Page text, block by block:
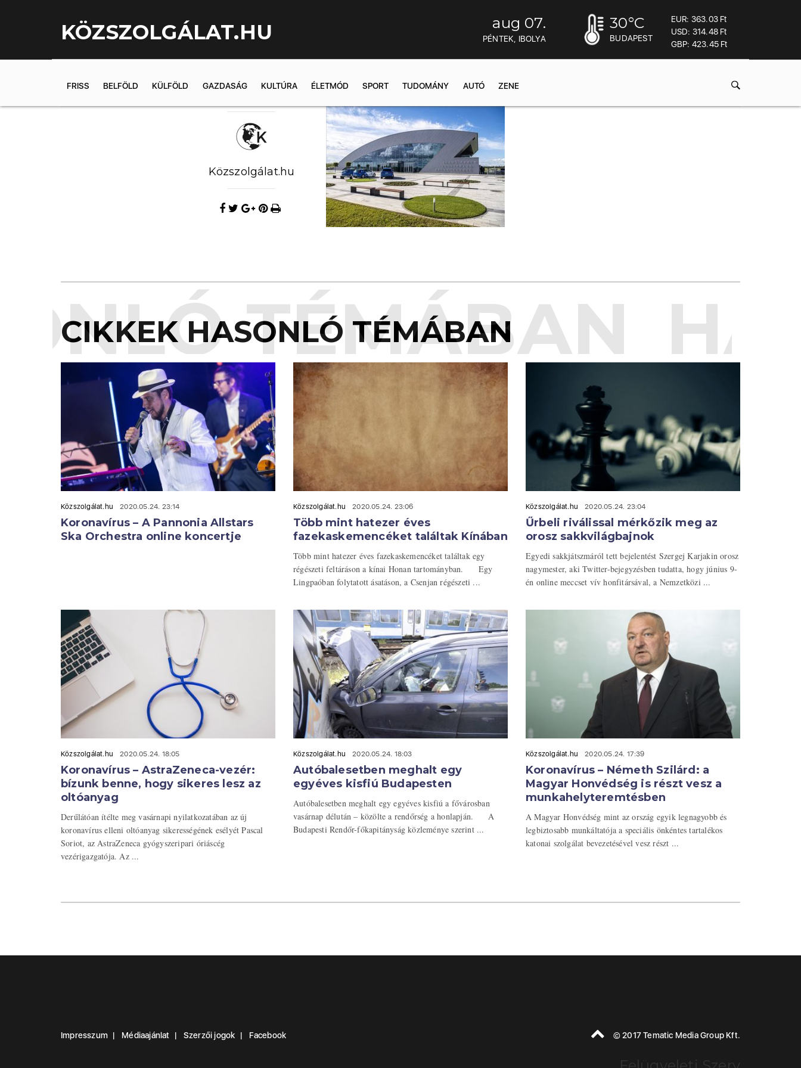
KÖZSZOLGÁLAT.HU aug 07.
PÉNTEK, IBOLYA
30°C
BUDAPEST
EUR: 363.03 Ft
USD: 314.48 Ft
GBP: 423.45 Ft
FRISS BELFÖLD KÜLFÖLD GAZDASÁG KULTÚRA ÉLETMÓD SPORT TUDOMÁNY AUTÓ ZENE
Közszolgálat.hu
CIKKEK HASONLÓ TÉMÁBAN
TÉMÁBAN
Közszolgálat.hu 2020.05.24. 23:14
Koronavírus – A Pannonia Allstars
Ska Orchestra online koncertje
Közszolgálat.hu 2020.05.24. 23:06
Több mint hatezer éves
fazekaskemencéket találtak Kínában
Több mint hatezer éves fazekaskemencéket találtak egy
régészeti feltáráson a kínai Honan tartományban. Egy
Lingpaóban folytatott ásatáson, a Csenjan régészeti ...
Közszolgálat.hu 2020.05.24. 23:04
Űrbeli riválissal mérkőzik meg az
orosz sakkvilágbajnok
Egyedi sakkjátszmáról tett bejelentést Szergej Karjakin orosz
nagymester, aki Twitter-bejegyzésben tudatta, hogy június 9-
én online meccset vív honfitársával, a Nemzetközi ...
Közszolgálat.hu 2020.05.24. 18:05
Koronavírus – AstraZeneca-vezér:
bízunk benne, hogy sikeres lesz az
oltóanyag
Derűlátóan ítélte meg vasárnapi nyilatkozatában az új
koronavírus elleni oltóanyag sikerességének esélyét Pascal
Soriot, az AstraZeneca gyógyszeripari óriáscég
vezérigazgatója. Az ...
Közszolgálat.hu 2020.05.24. 18:03
Autóbalesetben meghalt egy
egyéves kisfiú Budapesten
Autóbalesetben meghalt egy egyéves kisfiú a fővárosban
vasárnap délután – közölte a rendőrség a honlapján. A
Budapesti Rendőr-főkapitányság közleménye szerint ...
Közszolgálat.hu 2020.05.24. 17:39
Koronavírus – Németh Szilárd: a
Magyar Honvédség is részt vesz a
munkahelyteremtésben
A Magyar Honvédség mint az ország egyik legnagyobb és
legbiztosabb munkáltatója a speciális önkéntes tartalékos
katonai szolgálat bevezetésével vesz részt ...
Impresszum Médiaajánlat Szerzői jogok Facebook © 2017 Tematic Media Group Kft.